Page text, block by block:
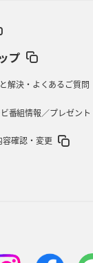
と期待
プ
解決・よくあるご質問
番組情報／プレゼン
容確認・変更